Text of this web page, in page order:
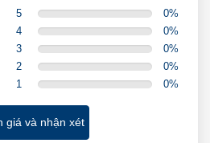
5 0%
4
0%
3
0%
2
0%
1
0%
giá và nhận xét